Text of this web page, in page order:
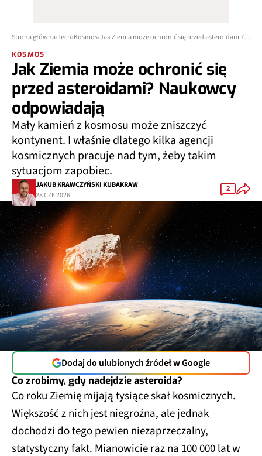
Strona główna Tech Kosmos Jak Ziemia może ochronić się przed asteroidami? Naukowcy odpowiadają
KOSMOS
Jak Ziemia może ochronić się
przed asteroidami? Naukowcy
odpowiadają
Mały kamień z kosmosu może zniszczyć
kontynent. I właśnie dlatego kilka agencji
kosmicznych pracuje nad tym, żeby takim
sytuacjom zapobiec.
JAKUB KRAWCZYŃSKI KUBAKRAW
28 CZE 2026
2
Dodaj do ulubionych źródeł w Google
Co zrobimy, gdy nadejdzie asteroida?
Co roku Ziemię mijają tysiące skał kosmicznych.
Większość z nich jest niegroźna, ale jednak
dochodzi do tego pewien niezaprzeczalny,
statystyczny fakt. Mianowicie raz na 100 000 lat w